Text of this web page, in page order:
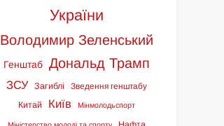
України
Володимир Зеленський
Генштаб Дональд Трамп
ЗСУ Загиблі
Зведення генштабу
Китай
Київ Мінмолодьспорт